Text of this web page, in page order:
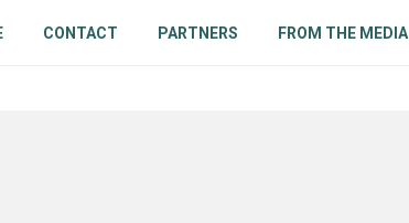
CONTACT PARTNERS FROM THE MEDIA